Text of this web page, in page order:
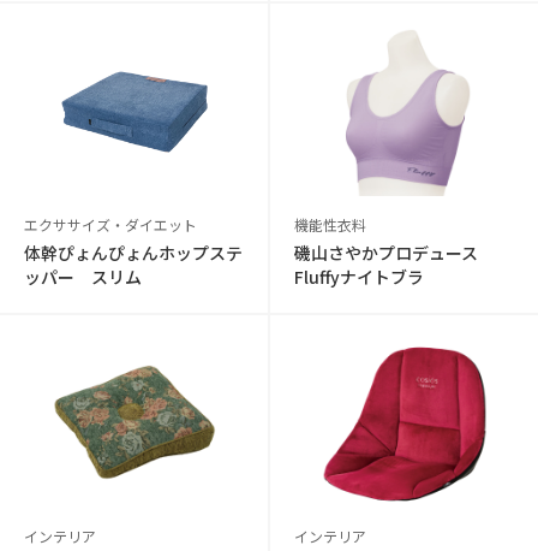
エクササイズ・ダイエット
体幹ぴょんぴょんホップステ
ッパー スリム
機能性衣料
磯山さやかプロデュース
Fluffyナイトブラ
インテリア インテリア